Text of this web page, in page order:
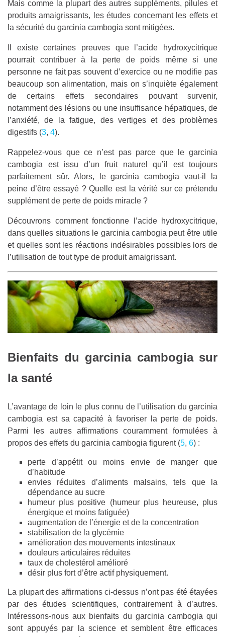
Mais comme la plupart des autres suppléments, pilules et
produits amaigrissants, les études concernant les effets et
la sécurité du garcinia cambogia sont mitigées.
Il existe certaines preuves que l’acide hydroxycitrique
pourrait contribuer à la perte de poids même si une
personne ne fait pas souvent d’exercice ou ne modifie pas
beaucoup son alimentation, mais on s’inquiète également
de certains effets secondaires pouvant survenir,
notamment des lésions ou une insuffisance hépatiques, de
l’anxiété, de la fatigue, des vertiges et des problèmes
digestifs (3, 4).
Rappelez-vous que ce n’est pas parce que le garcinia
cambogia est issu d’un fruit naturel qu’il est toujours
parfaitement sûr. Alors, le garcinia cambogia vaut-il la
peine d’être essayé ? Quelle est la vérité sur ce prétendu
supplément de perte de poids miracle ?
Découvrons comment fonctionne l’acide hydroxycitrique,
dans quelles situations le garcinia cambogia peut être utile
et quelles sont les réactions indésirables possibles lors de
l’utilisation de tout type de produit amaigrissant.
Bienfaits du garcinia cambogia sur
la santé
L’avantage de loin le plus connu de l’utilisation du garcinia
cambogia est sa capacité à favoriser la perte de poids.
Parmi les autres affirmations couramment formulées à
propos des effets du garcinia cambogia figurent (5, 6) :
perte d’appétit ou moins envie de manger que
d’habitude
envies réduites d’aliments malsains, tels que la
dépendance au sucre
humeur plus positive (humeur plus heureuse, plus
énergique et moins fatiguée)
augmentation de l’énergie et de la concentration
stabilisation de la glycémie
amélioration des mouvements intestinaux
douleurs articulaires réduites
taux de cholestérol amélioré
désir plus fort d’être actif physiquement.
La plupart des affirmations ci-dessus n’ont pas été étayées
par des études scientifiques, contrairement à d’autres.
Intéressons-nous aux bienfaits du garcinia cambogia qui
sont appuyés par la science et semblent être efficaces